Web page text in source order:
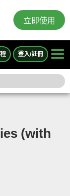
立即使用
登入/註冊
(with